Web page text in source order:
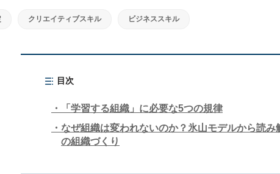
クリエイティブスキル ビジネススキル
目次
「学習する組織」に必要な5つの規律
なぜ組織は変われないのか？氷山モデルから読み
の組織づくり